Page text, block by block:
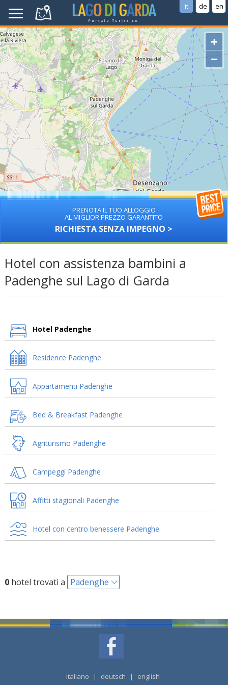
it de en
+
−
PRENOTA IL TUO ALLOGGIO
AL MIGLIOR PREZZO GARANTITO
RICHIESTA SENZA IMPEGNO >
Hotel con assistenza bambini a
Padenghe sul Lago di Garda
Hotel Padenghe
Residence Padenghe
Appartamenti Padenghe
Bed & Breakfast Padenghe
Agriturismo Padenghe
Campeggi Padenghe
Affitti stagionali Padenghe
Hotel con centro benessere Padenghe
0hotel trovati a Padenghe
italiano | deutsch | english